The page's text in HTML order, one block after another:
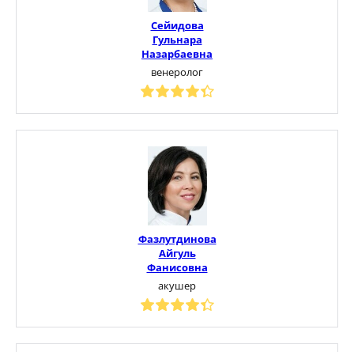
Сейидова
Гульнара
Назарбаевна
венеролог
Фазлутдинова
Айгуль
Фанисовна
акушер